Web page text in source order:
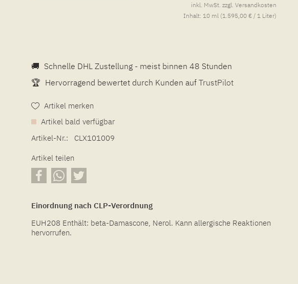
inkl. MwSt. zzgl. Versandkosten
Inhalt: 10 ml (1.595,00 € / 1 Liter)
🚚 Schnelle DHL Zustellung - meist binnen 48 Stunden
🏆 Hervorragend bewertet durch Kunden aufTrustPilot
Artikel merken
Artikel bald verfügbar
Artikel-Nr.:
CLX101009
Artikel teilen
Einordnung nach CLP-Verordnung
EUH208 Enthält: beta-Damascone, Nerol. Kann allergische Reaktionen
hervorrufen.